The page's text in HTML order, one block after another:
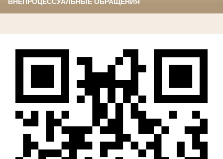
ВНЕПРОЦЕССУАЛЬНЫЕ ОБРАЩЕНИЯ